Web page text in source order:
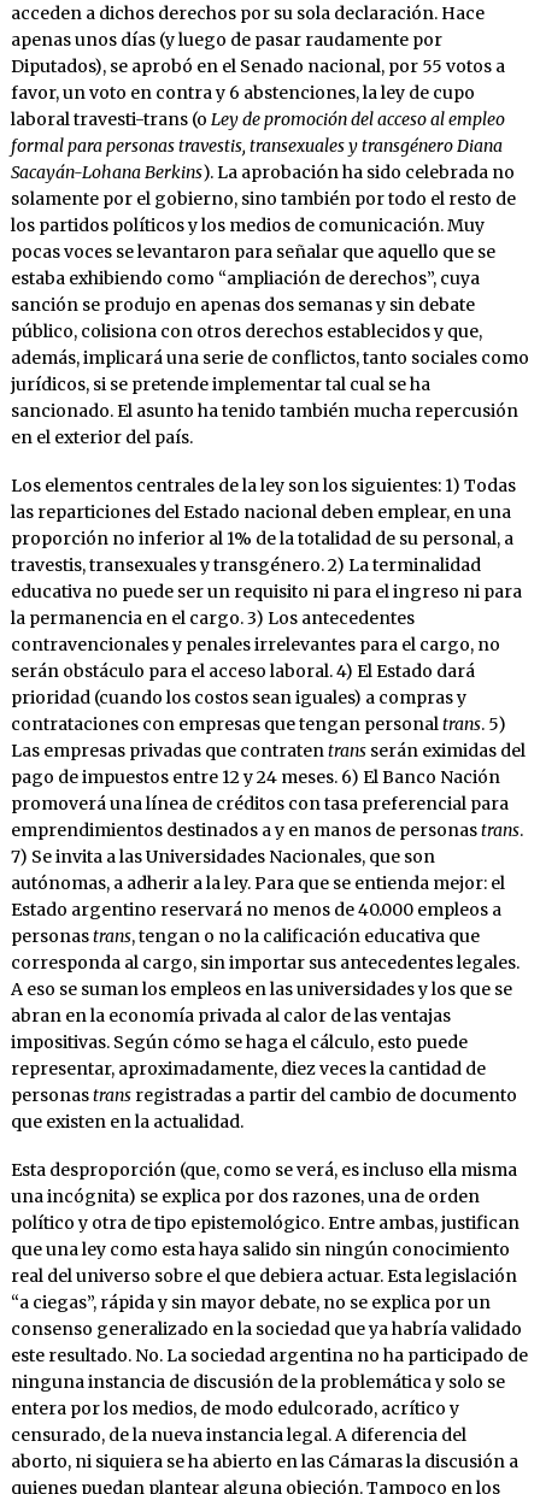
acceden a dichos derechos por su sola declaración. Hace
apenas unos días (y luego de pasar raudamente por
Diputados), se aprobó en el Senado nacional, por 55 votos a
favor, un voto en contra y 6 abstenciones, la ley de cupo
laboral travesti-trans (o Ley de promoción del acceso al empleo
formal para personas travestis, transexuales y transgénero Diana
Sacayán-Lohana Berkins). La aprobación ha sido celebrada no
solamente por el gobierno, sino también por todo el resto de
los partidos políticos y los medios de comunicación. Muy
pocas voces se levantaron para señalar que aquello que se
estaba exhibiendo como “ampliación de derechos”, cuya
sanción se produjo en apenas dos semanas y sin debate
público, colisiona con otros derechos establecidos y que,
además, implicará una serie de conflictos, tanto sociales como
jurídicos, si se pretende implementar tal cual se ha
sancionado. El asunto ha tenido también mucha repercusión
en el exterior del país.
Los elementos centrales de la ley son los siguientes: 1) Todas
las reparticiones del Estado nacional deben emplear, en una
proporción no inferior al 1% de la totalidad de su personal, a
travestis, transexuales y transgénero. 2) La terminalidad
educativa no puede ser un requisito ni para el ingreso ni para
la permanencia en el cargo. 3) Los antecedentes
contravencionales y penales irrelevantes para el cargo, no
serán obstáculo para el acceso laboral. 4) El Estado dará
prioridad (cuando los costos sean iguales) a compras y
contrataciones con empresas que tengan personal trans. 5)
Las empresas privadas que contraten transserán eximidas del
pago de impuestos entre 12 y 24 meses. 6) El Banco Nación
promoverá una línea de créditos con tasa preferencial para
emprendimientos destinados a y en manos de personastrans.
7) Se invita a las Universidades Nacionales, que son
autónomas, a adherir a la ley. Para que se entienda mejor: el
Estado argentino reservará no menos de 40.000 empleos a
personastrans, tengan o no la calificación educativa que
corresponda al cargo, sin importar sus antecedentes legales.
A eso se suman los empleos en las universidades y los que se
abran en la economía privada al calor de las ventajas
impositivas. Según cómo se haga el cálculo, esto puede
representar, aproximadamente, diez veces la cantidad de
personastransregistradas a partir del cambio de documento
que existen en la actualidad.
Esta desproporción (que, como se verá, es incluso ella misma
una incógnita) se explica por dos razones, una de orden
político y otra de tipo epistemológico. Entre ambas, justifican
que una ley como esta haya salido sin ningún conocimiento
real del universo sobre el que debiera actuar. Esta legislación
“a ciegas”, rápida y sin mayor debate, no se explica por un
consenso generalizado en la sociedad que ya habría validado
este resultado. No. La sociedad argentina no ha participado de
ninguna instancia de discusión de la problemática y solo se
entera por los medios, de modo edulcorado, acrítico y
censurado, de la nueva instancia legal. A diferencia del
aborto, ni siquiera se ha abierto en las Cámaras la discusión a
quienes puedan plantear alguna objeción. Tampoco en los